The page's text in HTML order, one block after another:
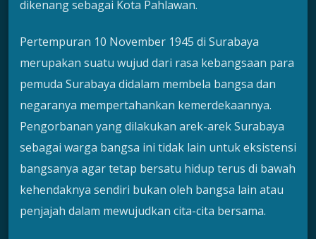
dikenang sebagai Kota Pahlawan.
Pertempuran 10 November 1945 di Surabaya
merupakan suatu wujud dari rasa kebangsaan para
pemuda Surabaya didalam membela bangsa dan
negaranya mempertahankan kemerdekaannya.
Pengorbanan yang dilakukan arek-arek Surabaya
sebagai warga bangsa ini tidak lain untuk eksistensi
bangsanya agar tetap bersatu hidup terus di bawah
kehendaknya sendiri bukan oleh bangsa lain atau
penjajah dalam mewujudkan cita-cita bersama.